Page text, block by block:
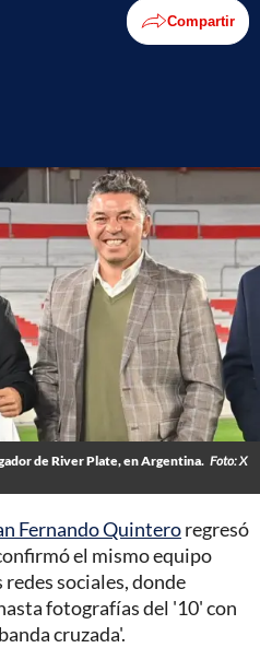
Compartir
de River Plate, en Argentina. Foto: X
Fernando Quinteroregresó
el mismo equipo
sociales, donde
fotografías del '10' con
cruzada'.